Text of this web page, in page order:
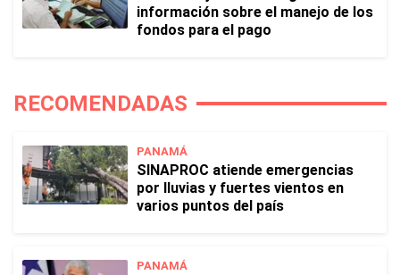
información sobre el manejo de los
fondos para el pago
RECOMENDADAS
PANAMÁ
SINAPROC atiende emergencias
por lluvias y fuertes vientos en
varios puntos del país
PANAMÁ